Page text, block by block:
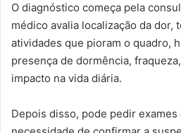
O diagnóstico começa pela
médico avalia localização da dor,
atividades que pioram o quadro,
presença de dormência,
impacto na vida diária.
Depois disso, pode pedir